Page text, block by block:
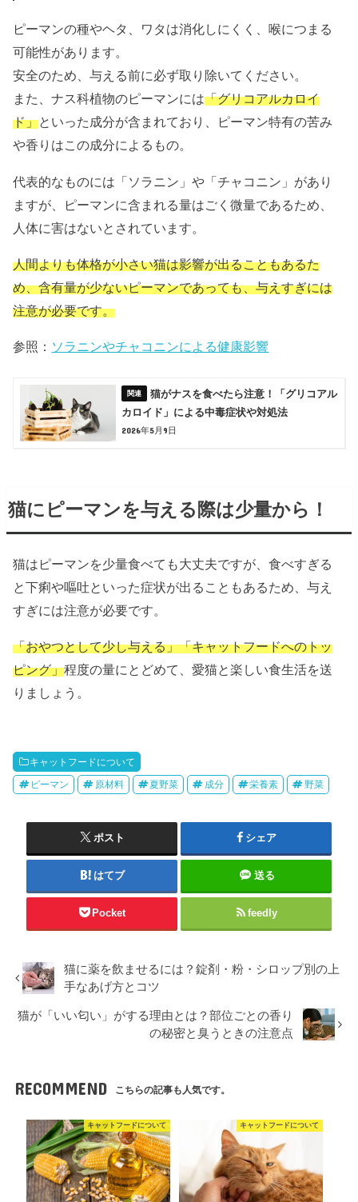
ピーマンの種やヘタ、ワタは消化しにくく、喉につまる
可能性があります。
安全のため、与える前に必ず取り除いてください。
また、ナス科植物のピーマンには「グリコアルカロイ
ド」といった成分が含まれており、ピーマン特有の苦み
や香りはこの成分によるもの。
代表的なものには「ソラニン」や「チャコニン」があり
ますが、ピーマンに含まれる量はごく微量であるため、
人体に害はないとされています。
人間よりも体格が小さい猫は影響が出ることもあるた
め、含有量が少ないピーマンであっても、与えすぎには
注意が必要です。
参照： ソラニンやチャコニンによる健康影響
猫がナスを食べたら注意！「グリコアル
カロイド」による中毒症状や対処法
2026年5月9日
猫にピーマンを与える際は少量から！
猫はピーマンを少量食べても大丈夫ですが、食べすぎる
と下痢や嘔吐といった症状が出ることもあるため、与え
すぎには注意が必要です。
「おやつとして少し与える」「キャットフードへのトッ
ピング」程度の量にとどめて、愛猫と楽しい食生活を送
りましょう。
キャットフードについて
ピーマン 原材料 夏野菜 成分 栄養素 野菜
ポスト シェア
はてブ 送る
Pocket feedly
猫に薬を飲ませるには？錠剤・粉・シロップ別の上
手なあげ方とコツ
猫が「いい匂い」がする理由とは？部位ごとの香り
の秘密と臭うときの注意点
RECOMMEND こちらの記事も人気です。
キャットフードについて キャットフードについて